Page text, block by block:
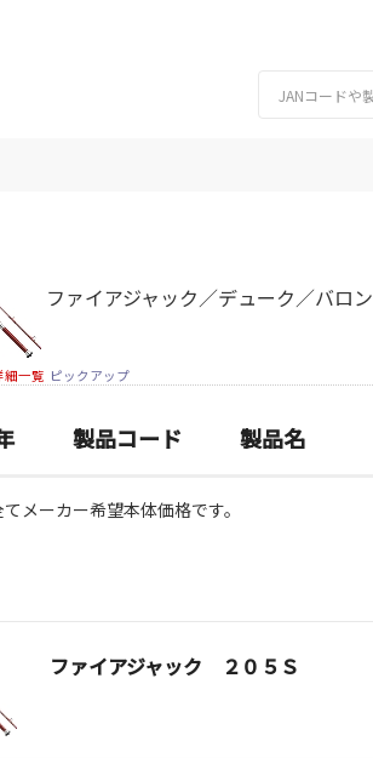
ファイアジャック／デューク／バロン
細一覧 ピックアップ
製品コード 製品名
メーカー希望本体価格です。
ファイアジャック ２０５Ｓ